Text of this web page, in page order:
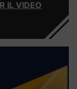
IL VIDEO